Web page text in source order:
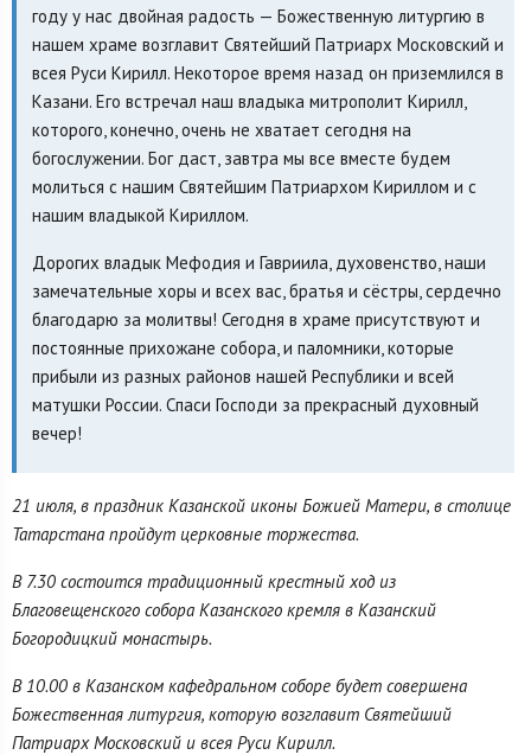
году у нас двойная радость — Божественную литургию в
нашем храме возглавит Святейший Патриарх Московский и
всея Руси Кирилл. Некоторое время назад он приземлился в
Казани. Его встречал наш владыка митрополит Кирилл,
которого, конечно, очень не хватает сегодня на
богослужении. Бог даст, завтра мы все вместе будем
молиться с нашим Святейшим Патриархом Кириллом и с
нашим владыкой Кириллом.
Дорогих владык Мефодия и Гавриила, духовенство, наши
замечательные хоры и всех вас, братья и сёстры, сердечно
благодарю за молитвы! Сегодня в храме присутствуют и
постоянные прихожане собора, и паломники, которые
прибыли из разных районов нашей Республики и всей
матушки России. Спаси Господи за прекрасный духовный
вечер!
21 июля, в праздник Казанской иконы Божией Матери, в столице
Татарстана пройдут церковные торжества.
В 7.30 состоится традиционный крестный ход из
Благовещенского собора Казанского кремля в Казанский
Богородицкий монастырь.
В 10.00 в Казанском кафедральном соборе будет совершена
Божественная литургия, которую возглавит Святейший
Патриарх Московский и всея Руси Кирилл.